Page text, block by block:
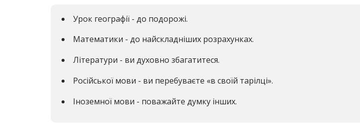
Урок географії - до подорожі.
Математики - до найскладніших розрахунках.
Літератури - ви духовно збагатитеся.
Російської мови - ви перебуваєте «в своїй тарілці».
Іноземної мови - поважайте думку інших.